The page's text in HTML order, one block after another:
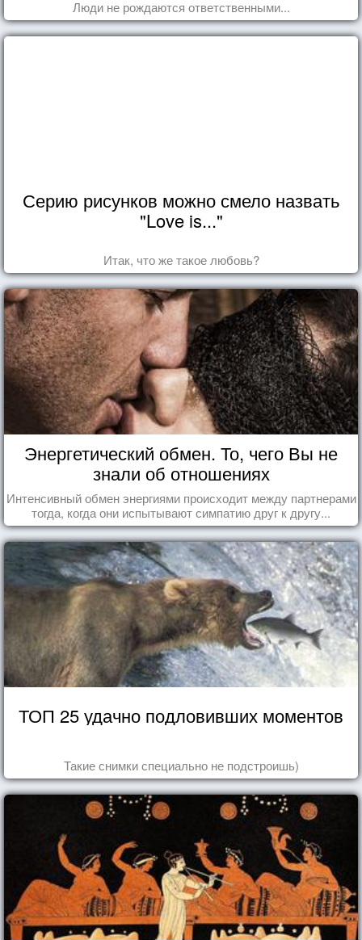
Люди не рождаются ответственными...
Серию рисунков можно смело назвать
"Love is..."
Итак, что же такое любовь?
Энергетический обмен. То, чего Вы не
знали об отношениях
Интенсивный обмен энергиями происходит между партнерами
тогда, когда они испытывают симпатию друг к другу...
ТОП 25 удачно подловивших моментов
Такие снимки специально не подстроишь)